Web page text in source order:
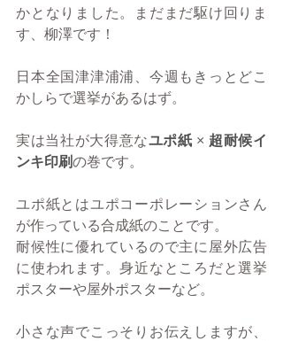
かとなりました。まだまだ駆け回りま
す、柳澤です！
日本全国津津浦浦、今週もきっとどこ
かしらで選挙があるはず。
実は当社が大得意なユポ紙 × 超耐候イ
ンキ印刷の巻です。
ユポ紙とはユポコーポレーションさん
が作っている合成紙のことです。
耐候性に優れているので主に屋外広告
に使われます。身近なところだと選挙
ポスターや屋外ポスターなど。
小さな声でこっそりお伝えしますが、